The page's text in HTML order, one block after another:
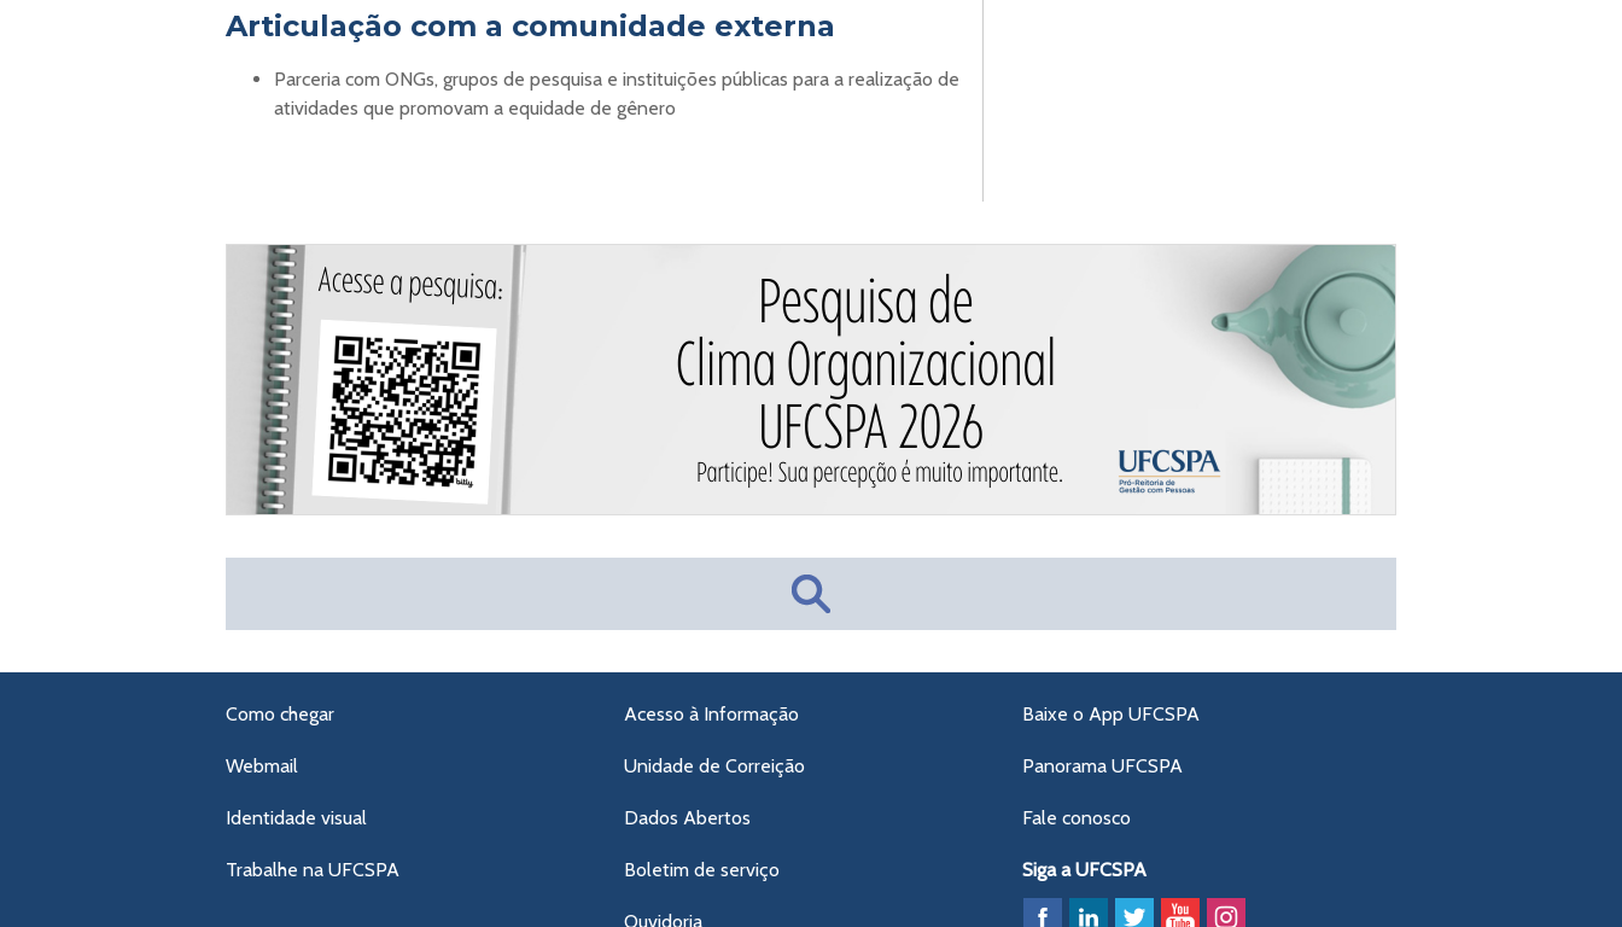
Articulação com a comunidade externa
Parceria com ONGs, grupos de pesquisa e instituições públicas para a realização de
atividades que promovam a equidade de gênero
Como chegar
Webmail
Identidade visual
Trabalhe na UFCSPA
Acesso à Informação
Unidade de Correição
Dados Abertos
Boletim de serviço
Ouvidoria
Baixe o App UFCSPA
Panorama UFCSPA
Fale conosco
Siga a UFCSPA